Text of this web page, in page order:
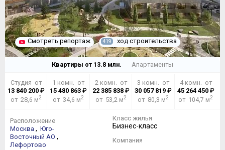
Смотреть репортаж 419 ход строительства
Квартиры от 13.8 млн.
Студия от
13 840 200₽
от 28,6 м2
1 комн. от
15 480 863 ₽
от 34,6 м2
2 комн. от
22 385 838₽
от 53,2 м2
3 комн. от
30 057 819 ₽
от 80,3 м2
4 комн. от
45 264 450₽
от 104,7 м2
Апартаменты
Расположение
Москва , Юго-
Восточный АО ,
Лефортово
Класс жилья
Бизнес-класс
Компания